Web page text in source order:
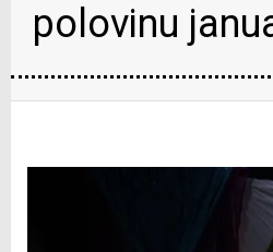
polovinu